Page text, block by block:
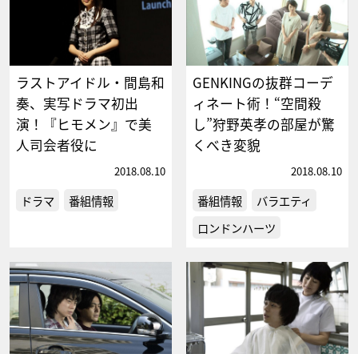
ラストアイドル・間島和
奏、実写ドラマ初出
演！『ヒモメン』で美
人司会者役に
2018.08.10
ドラマ 番組情報
GENKINGの抜群コーデ
ィネート術！“空間殺
し”狩野英孝の部屋が驚
くべき変貌
2018.08.10
番組情報
バラエティ
ロンドンハーツ